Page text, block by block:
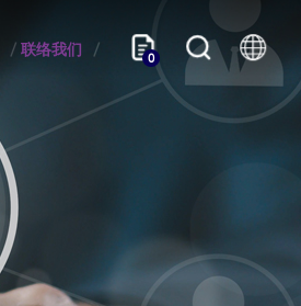
联络我们 0